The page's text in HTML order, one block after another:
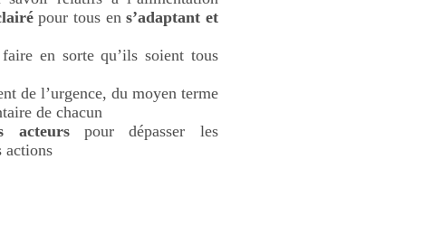
pour tous ens’adaptant et
en sorte qu’ils soient tous
de l’urgence, du moyen terme
de chacun
acteurspour dépasser les
actions